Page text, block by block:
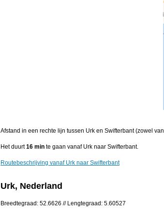
Afstand in een rechte lijn tussen Urk en Swifterbant (zowel
Het duurt16 min te gaan vanaf Urk naar Swifterbant.
Routebeschrijving vanaf Urk naar Swifterbant
Urk, Nederland
Breedtegraad: 52.6626 // Lengtegraad: 5.60527